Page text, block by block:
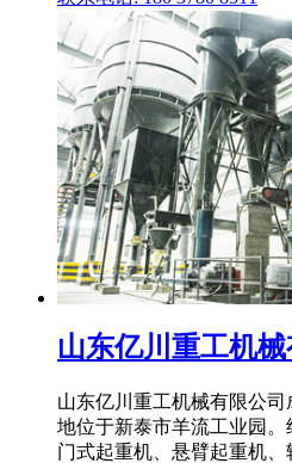
山东亿川重工机
山东亿川重工机械有限公司
地位于新泰市羊流工业园。
门式起重机、悬臂起重机